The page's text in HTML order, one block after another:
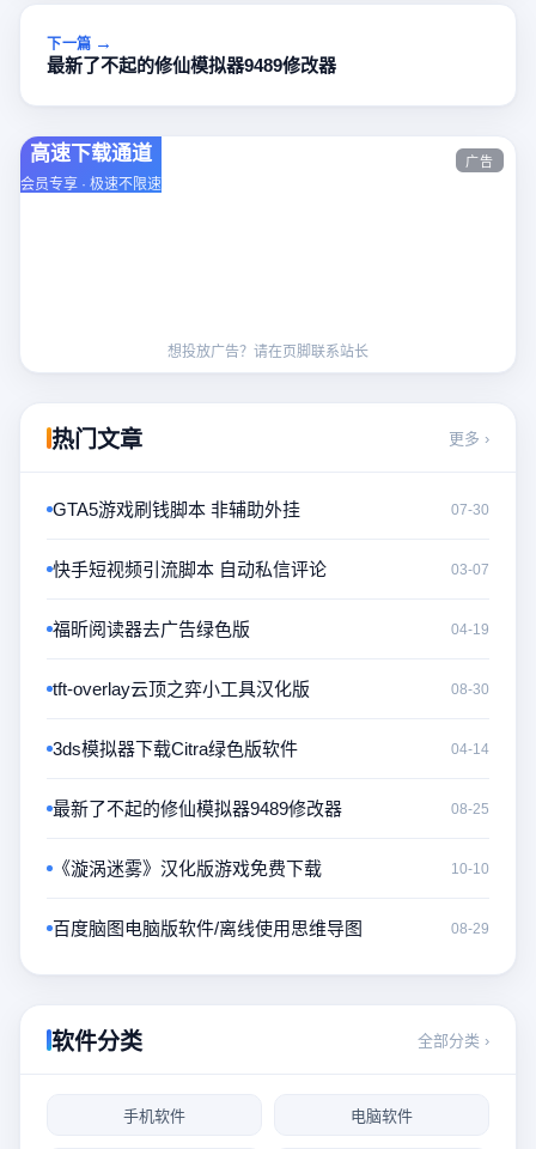
下一篇
最新了不起的修仙模拟器9489修改器
广告
高速下载通道
会员专享 · 极速不限速
想投放广告？请在页脚联系站长
热门文章 更多 ›
GTA5游戏刷钱脚本 非辅助外挂 07-30
快手短视频引流脚本 自动私信评论 03-07
福昕阅读器去广告绿色版 04-19
tft-overlay云顶之弈小工具汉化版 08-30
3ds模拟器下载Citra绿色版软件 04-14
最新了不起的修仙模拟器9489修改器 08-25
《漩涡迷雾》汉化版游戏免费下载 10-10
百度脑图电脑版软件/离线使用思维导图 08-29
软件分类 全部分类 ›
手机软件 电脑软件